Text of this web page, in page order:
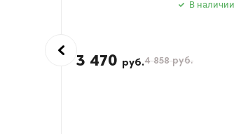
В наличии
3 470 руб.4 858руб.